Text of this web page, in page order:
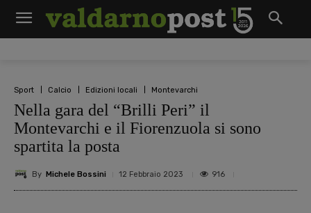
Sport Calcio Edizioni locali Montevarchi
Nella gara del “Brilli Peri” il
Montevarchi e il Fiorenzuola si sono
spartita la posta
By Michele Bossini 12 Febbraio 2023 916